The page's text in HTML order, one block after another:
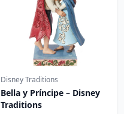
Disney Traditions
Bella y Príncipe – Disney
Traditions